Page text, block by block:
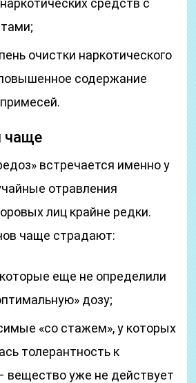
средств с
очистки наркотического
содержание
чаще
встречается именно у
отравления
лиц крайне редки.
чаще страдают:
еще не определили
дозу;
«со стажем», у которых
толерантность к
вещество уже не действует